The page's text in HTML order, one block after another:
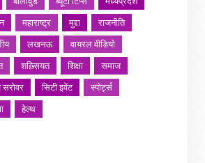
महाराष्ट्र मुद्दा
राजनीति
लखनऊ
वायरल वीडियो
शख़्सियत शिक्षा
समाज
सरोवर सिटी इवेंट
स्पोर्ट्स
हेल्थ